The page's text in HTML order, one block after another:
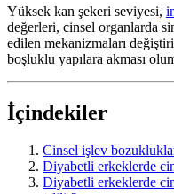
Yüksek kan şekeri seviyesi,
değerleri, cinsel organlarda
edilen mekanizmaları
boşluklu yapılara akması
İçindekiler
Cinsel işlev
Diyabetli erkeklerde
Diyabetli erkeklerde